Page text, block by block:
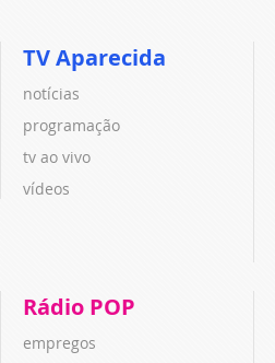
TV Aparecida
notícias
programação
tv ao vivo
vídeos
Rádio POP
empregos